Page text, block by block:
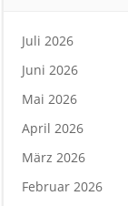
Juli 2026
Juni 2026
Mai 2026
April 2026
März 2026
Februar 2026